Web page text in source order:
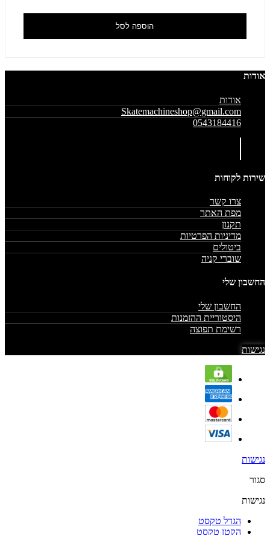
הוספה לסל
אודות
אודות
Skatemachineshop@gmail.com
0543184416
שירות לקוחות
צרו קשר
מפת האתר
תקנון
מדיניות הפרטיות
ביטולים
שוברי קניה
החשבון שלי
החשבון שלי
היסטוריית ההזמנות
רשימת תפוצה
נגישות
נגישות
סגור
נגישות
הגדל טקסט
הקטן טקסט